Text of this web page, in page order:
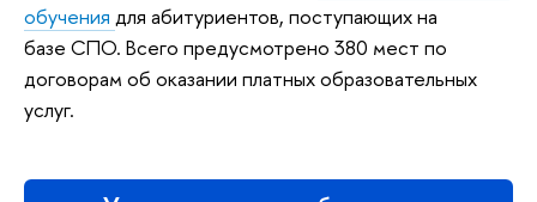
обучения для абитуриентов, поступающих на
базе СПО. Всего предусмотрено 380 мест по
договорам об оказании платных образовательных
услуг.